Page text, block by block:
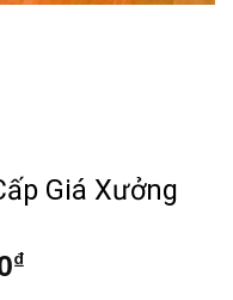
Giá Xưởng
₫Giá